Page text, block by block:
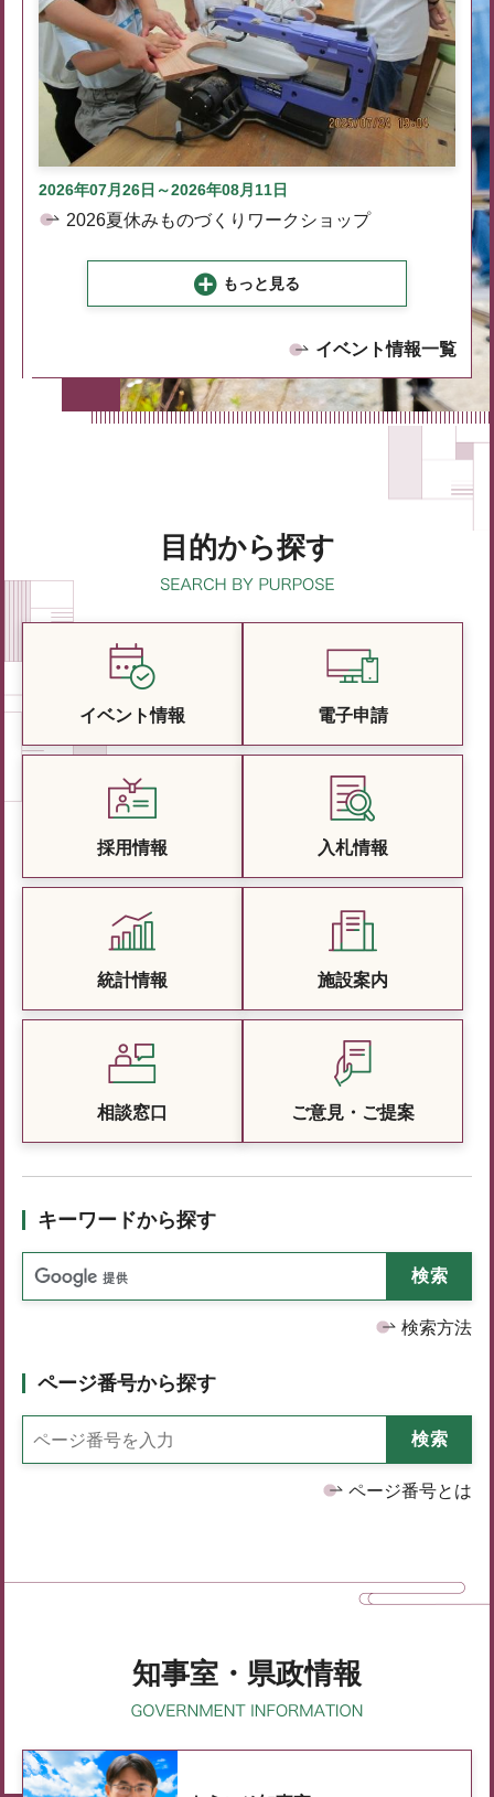
2026年07月26日～2026年08月11日
2026夏休みものづくりワークショップ
もっと見る
イベント情報一覧
目的から探す
イベント情報 電子申請
採用情報 入札情報
統計情報 施設案内
相談窓口 ご意見・ご提案
キーワードから探す
検索方法
ページ番号から探す
ページ番号とは
知事室・県政情報